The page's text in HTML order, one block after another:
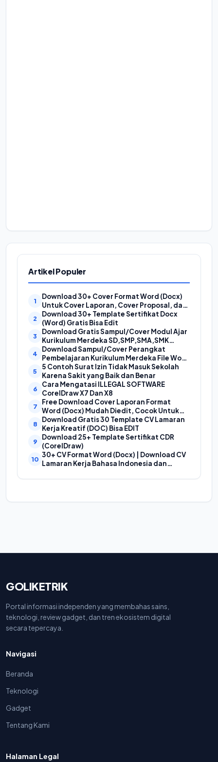
Artikel Populer
Download 30+ Cover Format Word (Docx)
Untuk Cover Laporan, Cover Proposal, dan
Cover Makalah
Download 30+ Template Sertifikat Docx
(Word) Gratis Bisa Edit
Download Gratis Sampul/Cover Modul Ajar
Kurikulum Merdeka SD,SMP,SMA,SMK
Format Doc (Ms Word)
Download Sampul/Cover Perangkat
Pembelajaran Kurikulum Merdeka File Word
(Doc) | Contoh Cover Kurikum Merdeka
5 Contoh Surat Izin Tidak Masuk Sekolah
Karena Sakit yang Baik dan Benar
Cara Mengatasi ILLEGAL SOFTWARE
CorelDraw X7 Dan X8
Free Download Cover Laporan Format
Word (Docx) Mudah Diedit, Cocok Untuk
Cover Laporan Kegiatan, Makalah Dan
Proposal
Download Gratis 30 Template CV Lamaran
Kerja Kreatif (DOC) Bisa EDIT
Download 25+ Template Sertifikat CDR
(CorelDraw)
30+ CV Format Word (Docx) | Download CV
Lamaran Kerja Bahasa Indonesia dan
GOLIKETRIK
Portal informasi independen yang membahas sains,
teknologi, review gadget, dan tren ekosistem digital
secara tepercaya.
Navigasi
Beranda
Teknologi
Gadget
Tentang Kami
Halaman Legal